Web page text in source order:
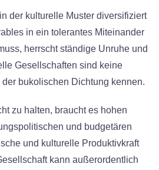
der kulturelle Muster diversifiziert
in ein tolerantes Miteinander
herrscht ständige Unruhe und
Gesellschaften sind keine
bukolischen Dichtung kennen.
zu halten, braucht es hohen
und budgetären
und kulturelle Produktivkraft
kann außerordentlich